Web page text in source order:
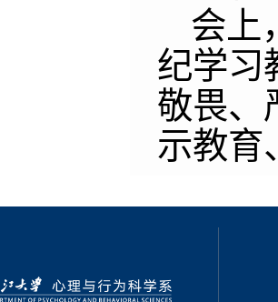
会上
纪学习
敬畏、
示教育